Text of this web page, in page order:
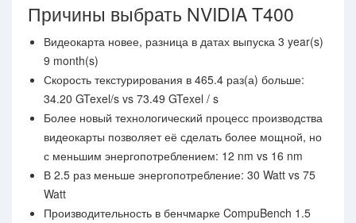
Причины выбрать NVIDIA T400
Видеокарта новее, разница в датах выпуска 3 year(s)
9 month(s)
Скорость текстурирования в 465.4 раз(а) больше:
34.20 GTexel/s vs 73.49 GTexel / s
Более новый технологический процесс производства
видеокарты позволяет её сделать более мощной, но
с меньшим энергопотреблением: 12 nm vs 16 nm
В 2.5 раз меньше энергопотребление: 30 Watt vs 75
Watt
Производительность в бенчмарке CompuBench 1.5